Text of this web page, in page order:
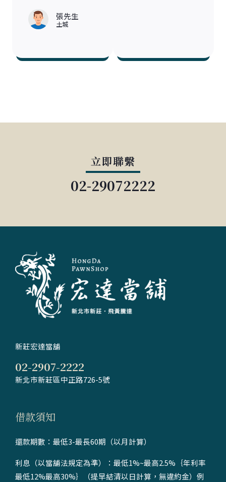
張先生
土城
立即聯繫
02-29072222
新莊宏達當舖
02-2907-2222
新北市新莊區中正路726-5號
借款須知
還款期數：最低3-最長60期（以月計算）
利息（以當舖法規定為準）：最低1%~最高2.5%｛年利率
最低12%最高30%｝（提早結清以日計算，無違約金）例